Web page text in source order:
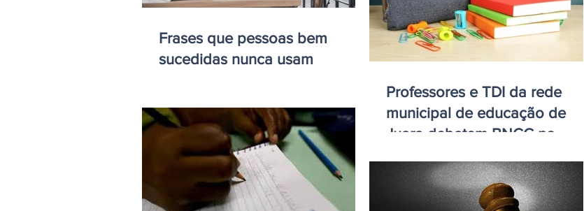
Frases que pessoas bem
sucedidas nunca usam
Professores e TDI da rede
municipal de educação de
Juara debatem BNCC no